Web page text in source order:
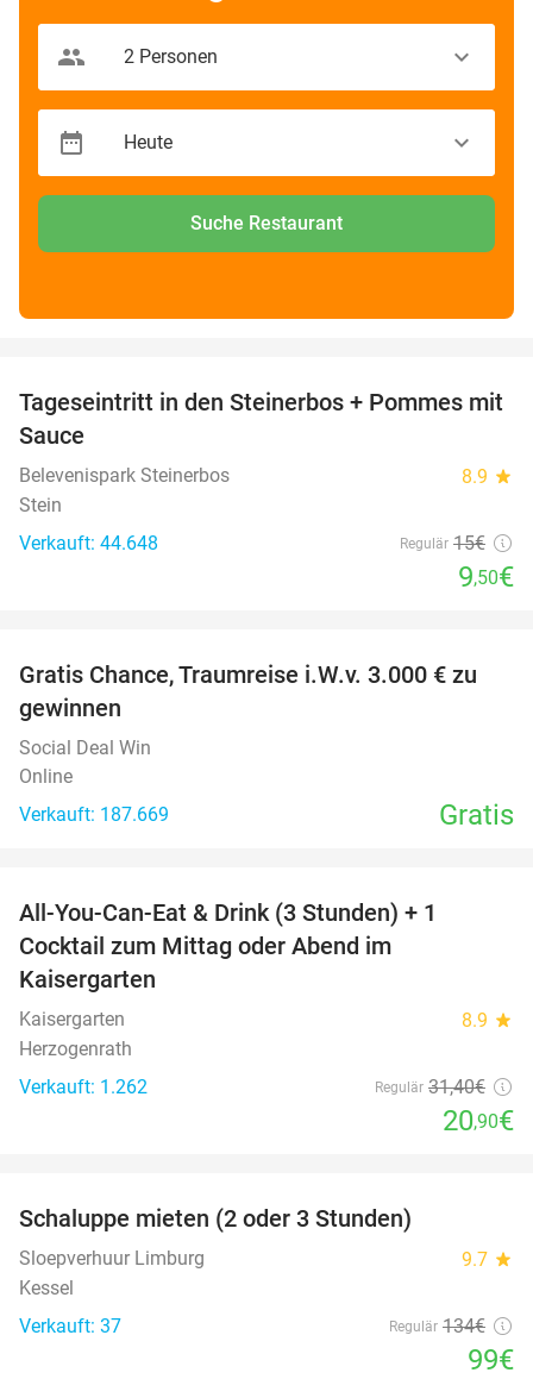
Suche Restaurant
37%
Tageseintritt in den Steinerbos + Pommes mit
Sauce
Belevenispark Steinerbos 8.9 star
Stein
Verkauft: 44.648
Regulär 15€
9,50€
Gratis Chance, Traumreise i.W.v. 3.000 € zu
gewinnen
Social Deal Win
Online
Verkauft: 187.669
Gratis
All-You-Can-Eat & Drink (3 Stunden) + 1
Cocktail zum Mittag oder Abend im
Kaisergarten
Kaisergarten 8.9 star
Herzogenrath
Verkauft: 1.262
Regulär 31,40€
20,90€
Schaluppe mieten (2 oder 3 Stunden)
Sloepverhuur Limburg 9.7 star
Kessel
Verkauft: 37
Regulär 134€
99€